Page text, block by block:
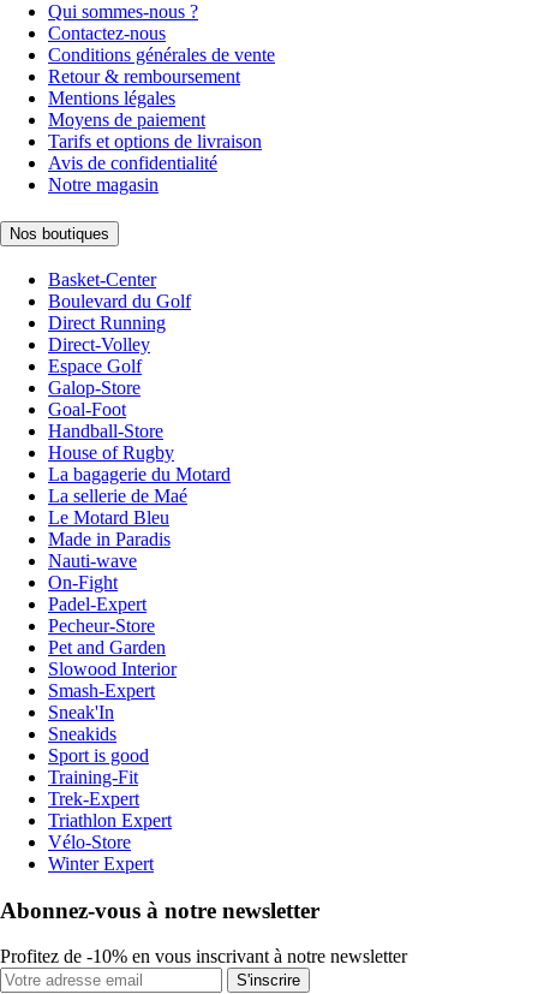
Qui sommes-nous ?
Contactez-nous
Conditions générales de vente
Retour & remboursement
Mentions légales
Moyens de paiement
Tarifs et options de livraison
Avis de confidentialité
Notre magasin
Nos boutiques
Basket-Center
Boulevard du Golf
Direct Running
Direct-Volley
Espace Golf
Galop-Store
Goal-Foot
Handball-Store
House of Rugby
La bagagerie du Motard
La sellerie de Maé
Le Motard Bleu
Made in Paradis
Nauti-wave
On-Fight
Padel-Expert
Pecheur-Store
Pet and Garden
Slowood Interior
Smash-Expert
Sneak'In
Sneakids
Sport is good
Training-Fit
Trek-Expert
Triathlon Expert
Vélo-Store
Winter Expert
Abonnez-vous à notre newsletter
Profitez de -10% en vous inscrivant à notre newsletter
S'inscrire